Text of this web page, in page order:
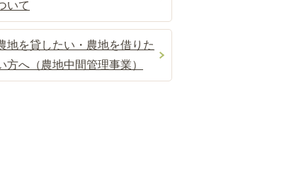
いて
地を貸したい・農地を借りた
方へ（農地中間管理事業）